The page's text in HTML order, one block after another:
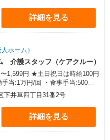
詳細を見る
ホーム）
介護スタッフ（ケアクルー）
日祝日は時給100円
当:1万円/回 ・食事手当:500円/
勤務の方対象） ・居住支援特別
む ※給与幅は資格・経験等によ
下井草四丁目31番2号
詳細を見る